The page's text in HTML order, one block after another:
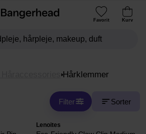
Favorit Kurv
Hårklemmer
Filter Sorter
Lenoites